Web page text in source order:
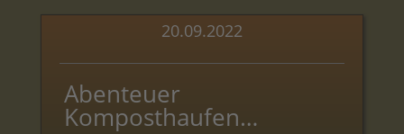
20.09.2022
Abenteuer
Komposthaufen…